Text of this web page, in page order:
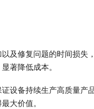
及修复问题的时间损失
著降低成本。
设备持续生产高质量产
大价值。